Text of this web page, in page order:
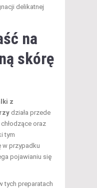
delikatnej
na
skórę
z
działa przede
oraz
tym
w przypadku
pojawianiu się
tych preparatach